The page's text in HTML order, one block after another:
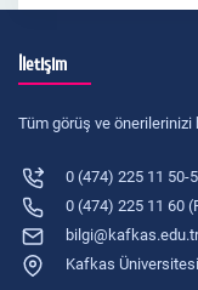
İletişim
Tüm görüş ve önerilerinizi
0 (474) 225 11 50-
0 (474) 225 11 60
bilgi@kafkas.edu.tr
Kafkas